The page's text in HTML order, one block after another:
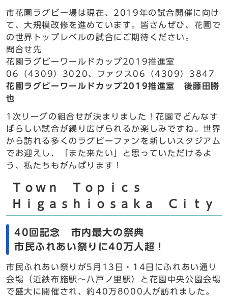
市花園ラグビー場は現在、2019年の試合開催に向け
て、大規模改修を進めています。皆さんぜひ、花園で
の世界トップレベルの試合にご期待ください。
問合せ先
花園ラグビーワールドカップ2019推進室
06（4309）3020、ファクス06（4309）3847
花園ラグビーワールドカップ2019推進室 後藤田勝
也
1次リーグの組合せが決まりました！花園でどんなす
ばらしい試合が繰り広げられるか楽しみですね。世界
から訪れる多くのラグビーファンを新しいスタジアム
でお迎えし、「また来たい」と思っていただけるよ
う、私たちもがんばります！
Ｔｏｗｎ Ｔｏｐｉｃｓ
Ｈｉｇａｓｈｉｏｓａｋａ Ｃｉｔｙ
40回記念 市内最大の祭典
市民ふれあい祭りに40万人超！
市民ふれあい祭りが5月13日・14日にふれあい通り
会場（近鉄布施駅～八戸ノ里駅）と花園中央公園会場
で盛大に開催され、約40万8000人が訪れました。